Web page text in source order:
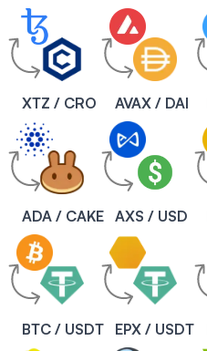
XTZ / CRO AVAX / DAI
ADA / CAKE AXS / USD
BTC / USDT EPX / USDT